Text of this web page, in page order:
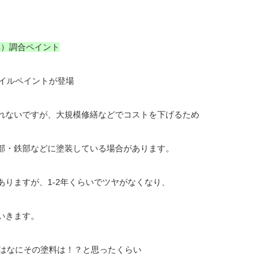
調合ペイント
ルペイントが登場
ないですが、大規模修繕などでコストを下げるため
・鉄部などに塗装している場合があります。
りますが、1‐2年くらいでツヤがなくなり、
ます。
なにその塗料は！？と思ったくらい